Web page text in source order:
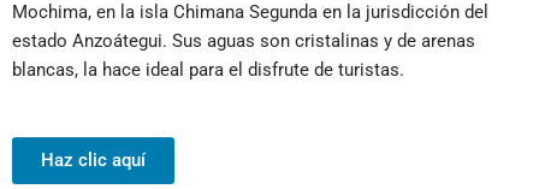
Mochima, en la isla Chimana Segunda en la jurisdicción del
estado Anzoátegui. Sus aguas son cristalinas y de arenas
blancas, la hace ideal para el disfrute de turistas.
Haz clic aquí